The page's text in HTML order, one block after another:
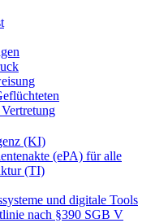
(KI)
(ePA) für alle
(TI)
und digitale Tools
nach §390 SGB V